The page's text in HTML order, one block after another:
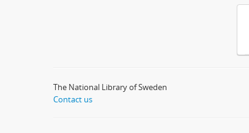
The National Library of Sweden
Contact us